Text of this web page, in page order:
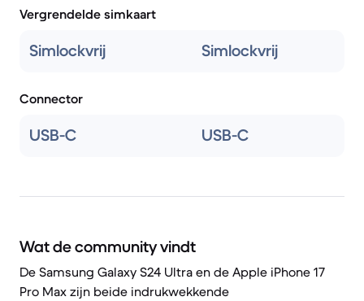
Vergrendelde simkaart
Simlockvrij Simlockvrij
Connector
USB-C USB-C
Wat de community vindt
De Samsung Galaxy S24 Ultra en de Apple iPhone 17
Pro Max zijn beide indrukwekkende